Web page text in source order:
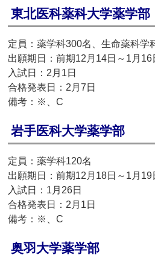
東北医科薬科大学薬学部
定員：薬学科300名、生命薬科学
出願期日：前期12月14日～1月16
入試日：2月1日
合格発表日：2月7日
備考：※、C
岩手医科大学薬学部
定員：薬学科120名
出願期日：前期12月18日～1月19
入試日：1月26日
合格発表日：2月1日
備考：※、C
奥羽大学薬学部